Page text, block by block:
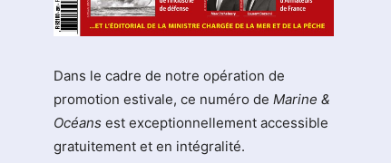
Dans le cadre de notre opération de
promotion estivale, ce numéro de Marine &
Océans est exceptionnellement accessible
gratuitement et en intégralité.